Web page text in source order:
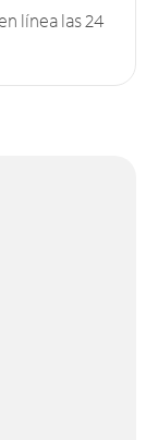
línea las 24